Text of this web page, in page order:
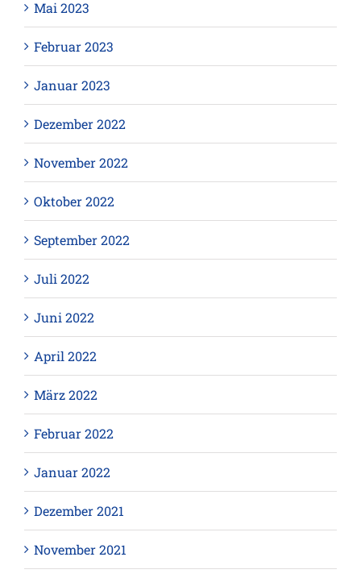
Mai 2023
Februar 2023
Januar 2023
Dezember 2022
November 2022
Oktober 2022
September 2022
Juli 2022
Juni 2022
April 2022
März 2022
Februar 2022
Januar 2022
Dezember 2021
November 2021